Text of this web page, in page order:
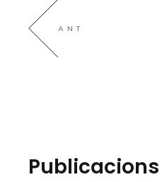
ANT